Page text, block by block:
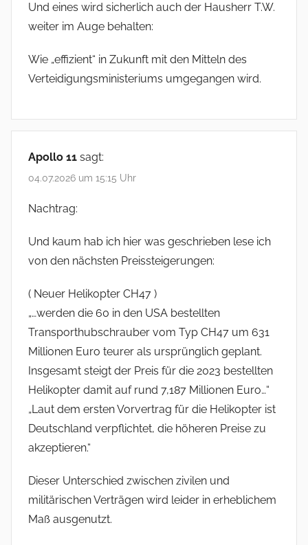
Und eines wird sicherlich auch der Hausherr T.W.
weiter im Auge behalten:
Wie „effizient“ in Zukunft mit den Mitteln des
Verteidigungsministeriums umgegangen wird.
Apollo 11 sagt:
04.07.2026 um 15:15 Uhr
Nachtrag:
Und kaum hab ich hier was geschrieben lese ich
von den nächsten Preissteigerungen:
( Neuer Helikopter CH47 )
„…werden die 60 in den USA bestellten
Transporthubschrauber vom Typ CH47 um 631
Millionen Euro teurer als ursprünglich geplant.
Insgesamt steigt der Preis für die 2023 bestellten
Helikopter damit auf rund 7,187 Millionen Euro…“
„Laut dem ersten Vorvertrag für die Helikopter ist
Deutschland verpflichtet, die höheren Preise zu
akzeptieren.“
Dieser Unterschied zwischen zivilen und
militärischen Verträgen wird leider in erheblichem
Maß ausgenutzt.